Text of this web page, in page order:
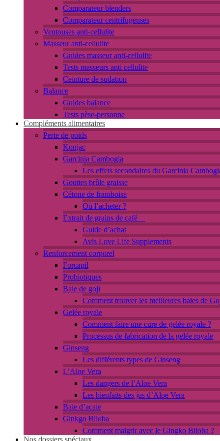
Comparateur blenders
Comparateur centrifugeuses
Ventouses anti-cellulite
Masseur anti-cellulite
Guides masseur anti-cellulite
Tests masseurs anti cellulite
Ceinture de sudation
Balance
Guides balance
Tests pèse-personne
Compléments alimentaires
Perte de poids
Konjac
Garcinia Cambogia
Les effets secondaires du Garcinia
Gouttes brûle graisse
Cétone de framboise
Où l’acheter ?
Extrait de grains de café
Guide d’achat
Avis Love Life Supplements
Renforcement corporel
Forcapil
Probiotiques
Baie de goji
Comment trouver les meilleures baies de
Gelée royale
Comment faire une cure de gelée royale ?
Processus de fabrication de la gelée royale
Ginseng
Les différents types de Ginseng
L’Aloe Vera
Les dangers de l’Aloe Vera
Les bienfaits des jus d’Aloe Vera
Baie d’acaie
Ginkgo Biloba
Comment maigrir avec le Gingko Biloba ?
Nos dossiers spéciaux